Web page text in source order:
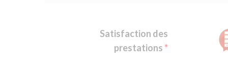
Satisfaction des
prestations